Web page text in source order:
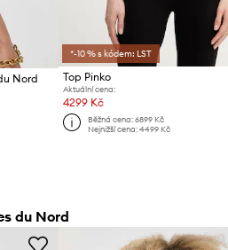
Nord
*-10 % s kódem: LST
Top Pinko
Aktuální cena:
4299 Kč
Běžná cena:6899 Kč
Nejnižší cena:4499 Kč
du Nord